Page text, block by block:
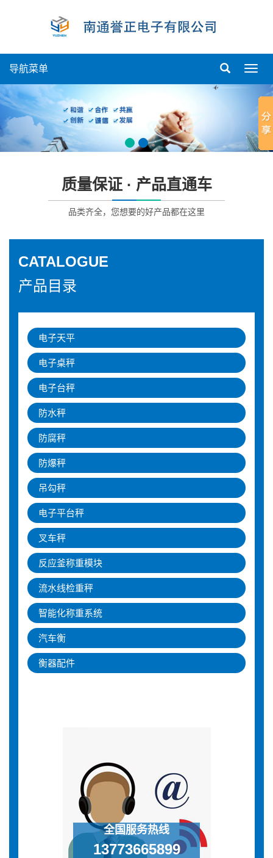
导
单
导航菜单
质量保证 · 产品直通车
品类齐全，您想要的好产品都在这里
CATALOGUE
产品目录
电子天平
电子桌秤
电子台秤
防水秤
防腐秤
防爆秤
吊勾秤
电子平台秤
叉车秤
反应釜称重模块
流水线检重秤
智能化称重系统
汽车衡
衡器配件
全国服务热线
13773665899